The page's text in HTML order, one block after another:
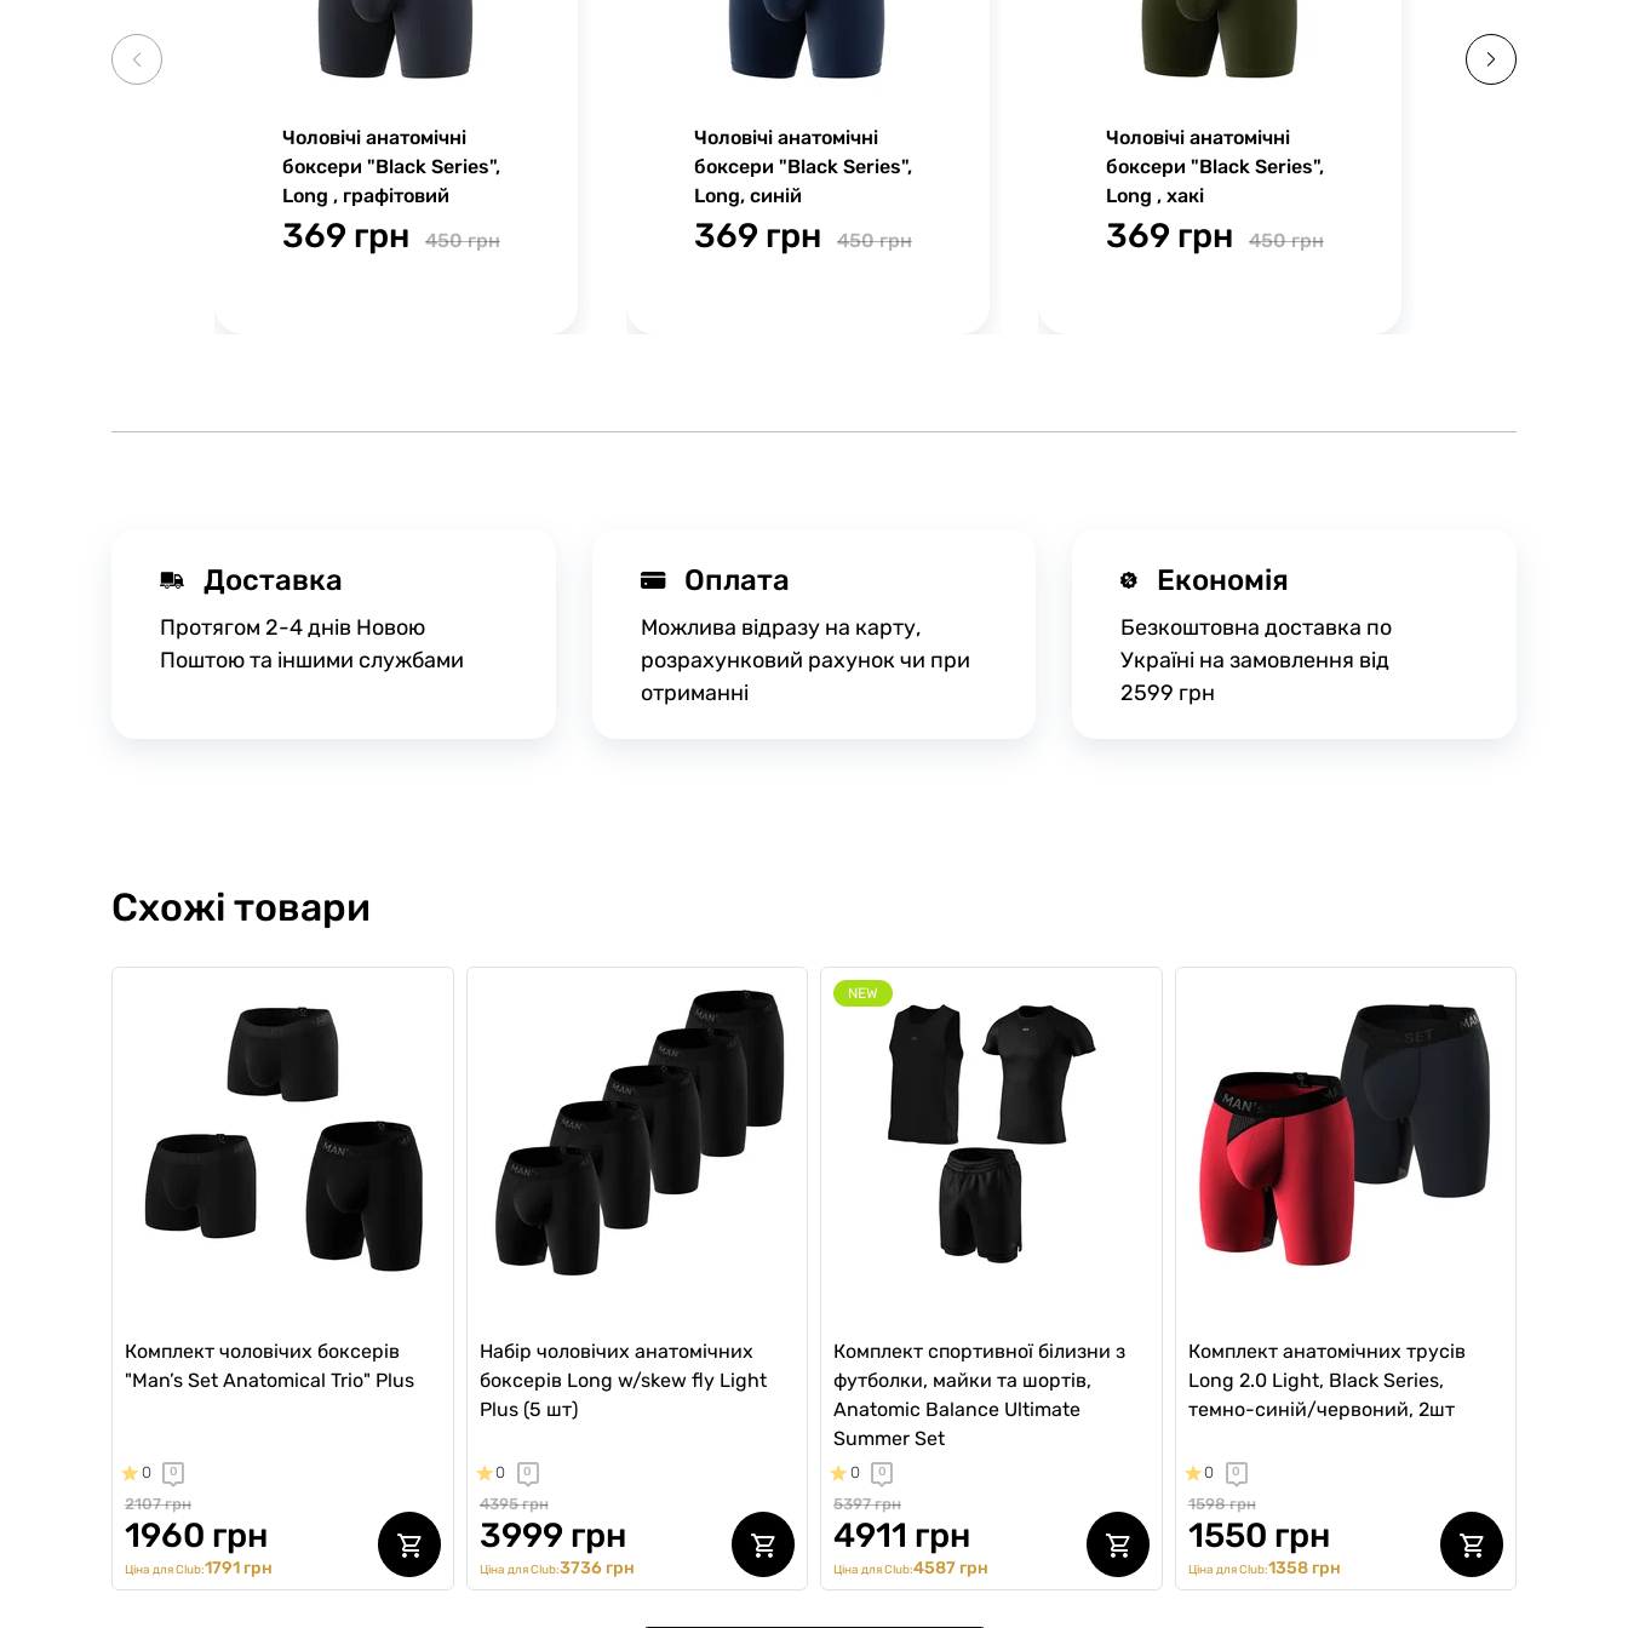
Чоловічі анатомічні
боксери "Black Series",
Long , графітовий
369 грн 450 грн
Чоловічі анатомічні
боксери "Black Series",
Long, синій
369 грн 450 грн
Чоловічі анатомічні
боксери "Black Series",
Long , хакі
369 грн 450 грн
Доставка
Протягом 2-4 днів Новою
Поштою та іншими службами
Оплата
Можлива відразу на карту,
розрахунковий рахунок чи при
отриманні
Економія
Безкоштовна доставка по
Україні на замовлення від
2599 грн
Схожі товари
Комплект чоловічих боксерів
"Man’s Set Anatomical Trio" Plus
0 0
2107 грн
1960 грн
Ціна для Club:1791 грн
Набір чоловічих анатомічних
боксерів Long w/skew fly Light
Plus (5 шт)
0 0
4395 грн
3999 грн
Ціна для Club:3736 грн
NEW
Комплект спортивної білизни з
футболки, майки та шортів,
Anatomic Balance Ultimate
Summer Set
0 0
5397 грн
4911 грн
Ціна для Club:4587 грн
Комплект анатомічних трусів
Long 2.0 Light, Black Series,
темно-синій/червоний, 2шт
0 0
1598 грн
1550 грн
Ціна для Club:1358 грн